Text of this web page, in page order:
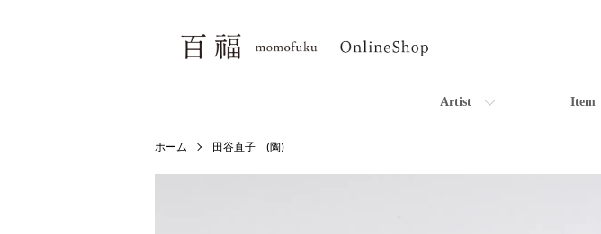
Artist Item
ホーム 田谷直子 (陶)